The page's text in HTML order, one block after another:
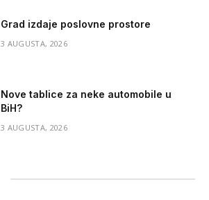
Grad izdaje poslovne prostore
3 AUGUSTA, 2026
Nove tablice za neke automobile u
BiH?
3 AUGUSTA, 2026